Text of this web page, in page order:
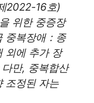
2022-16호)
위한 중증장
중복장애：종
외에 추가 장
만, 중복합산
조정된 자는